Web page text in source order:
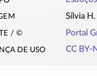
Sílvia
/ © Portal
de uso CC BY-